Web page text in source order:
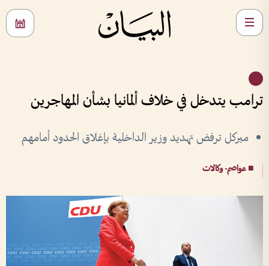
ترامب يتدخل في خلاف ألمانيا بشأن المهاجرين
ميركل ترفض تهديد وزير الداخلية بإغلاق الحدود أمامهم
■ عواصم- وكالات